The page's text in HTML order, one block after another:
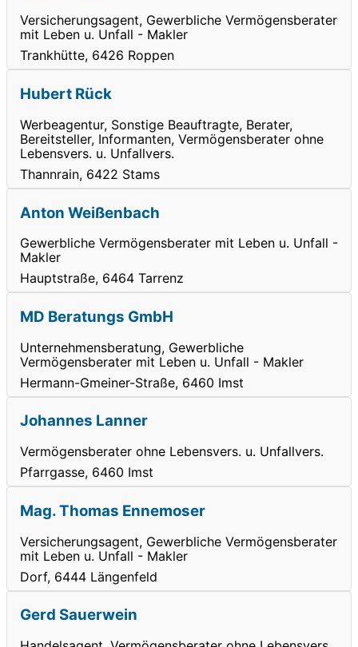
Versicherungsagent, Gewerbliche Vermögensberater
mit Leben u. Unfall - Makler
Trankhütte, 6426 Roppen
Hubert Rück
Werbeagentur, Sonstige Beauftragte, Berater,
Bereitsteller, Informanten, Vermögensberater ohne
Lebensvers. u. Unfallvers.
Thannrain, 6422 Stams
Anton Weißenbach
Gewerbliche Vermögensberater mit Leben u. Unfall -
Makler
Hauptstraße, 6464 Tarrenz
MD Beratungs GmbH
Unternehmensberatung, Gewerbliche
Vermögensberater mit Leben u. Unfall - Makler
Hermann-Gmeiner-Straße, 6460 Imst
Johannes Lanner
Vermögensberater ohne Lebensvers. u. Unfallvers.
Pfarrgasse, 6460 Imst
Mag. Thomas Ennemoser
Versicherungsagent, Gewerbliche Vermögensberater
mit Leben u. Unfall - Makler
Dorf, 6444 Längenfeld
Gerd Sauerwein